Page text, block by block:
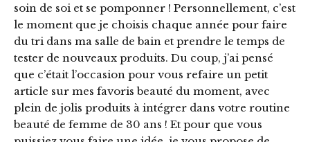
soin de soi et se pomponner ! Personnellement, c’est
le moment que je choisis chaque année pour faire
du tri dans ma salle de bain et prendre le temps de
tester de nouveaux produits. Du coup, j’ai pensé
que c’était l’occasion pour vous refaire un petit
article sur mes favoris beauté du moment, avec
plein de jolis produits à intégrer dans votre routine
beauté de femme de 30 ans ! Et pour que vous